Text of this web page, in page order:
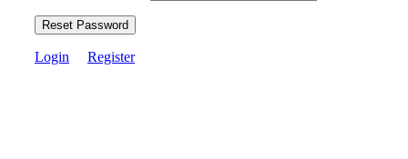
Reset Password
Login Register